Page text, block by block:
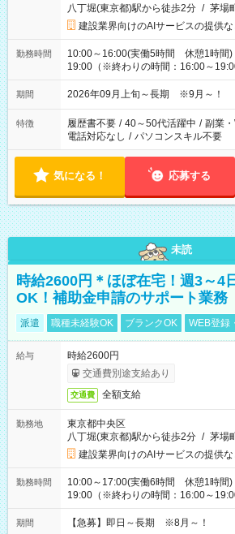
八丁堀(東京都)駅から徒歩2分 / 茅場
建設業界向けのAIサービスの提供
勤務時間
10:00～16:00(実働5時間 休憩1時間
19:00（※終わりの時間：16:00～
期間 2026年09月上旬～長期 ※9月～！
特徴 履歴書不要 / 40～50代活躍中 / 副業
電話対応なし / パソコンスキル不要
気になる！ 応募する
未読
時給2600円＊ほぼ在宅！週3～4
OK！補助金申請のサポート業務
派遣 職種未経験OK ブランクOK WEB登録
給与
時給2600円
交通費別途支給あり
交通費 全額支給
勤務地
東京都中央区
八丁堀(東京都)駅から徒歩2分 / 茅場
建設業界向けのAIサービスの提供
勤務時間
10:00～17:00(実働6時間 休憩1時間
19:00（※終わりの時間：16:00～
期間 【急募】即日～長期 ※8月～！